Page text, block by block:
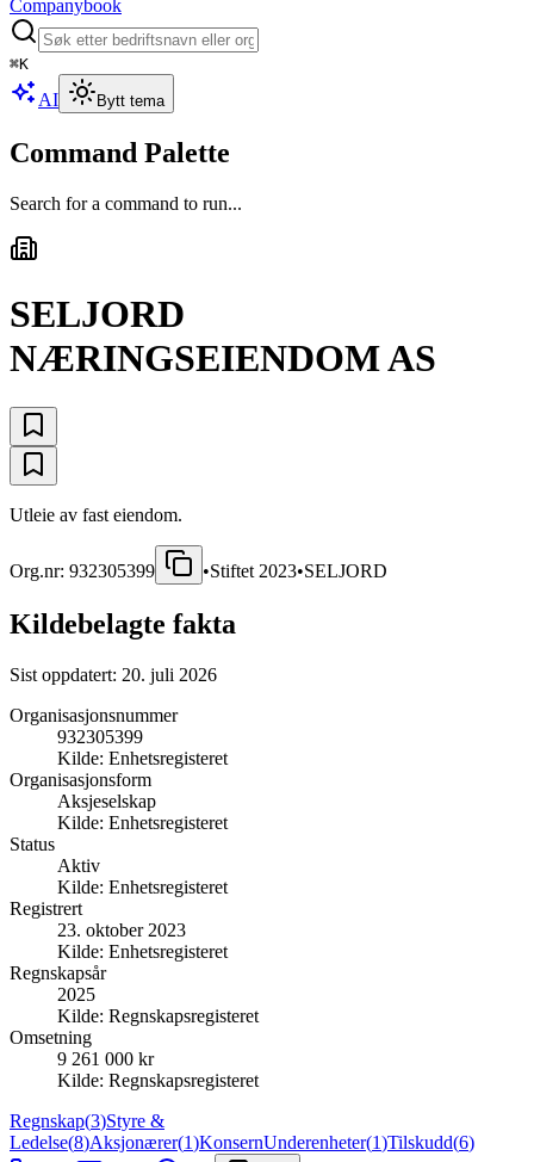
Companybook
⌘K
AI Bytt tema
Command Palette
Search for a command to run...
SELJORD
NÆRINGSEIENDOM AS
Utleie av fast eiendom.
Org.nr: 932305399 •Stiftet 2023•SELJORD
Kildebelagte fakta
Sist oppdatert: 20. juli 2026
Organisasjonsnummer
932305399
Kilde: Enhetsregisteret
Organisasjonsform
Aksjeselskap
Kilde: Enhetsregisteret
Status
Aktiv
Kilde: Enhetsregisteret
Registrert
23. oktober 2023
Kilde: Enhetsregisteret
Regnskapsår
2025
Kilde: Regnskapsregisteret
Omsetning
9 261 000 kr
Kilde: Regnskapsregisteret
Regnskap(3)Styre &
Ledelse(8)Aksjonærer(1)KonsernUnderenheter(1)Tilskudd(6)